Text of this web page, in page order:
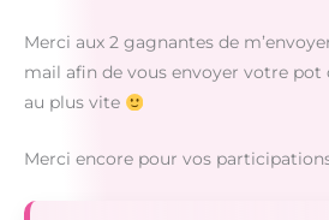
Merci aux 2 gagnantes de
mail afin de vous envoyer votre pot
au plus vite
Merci encore pour vos